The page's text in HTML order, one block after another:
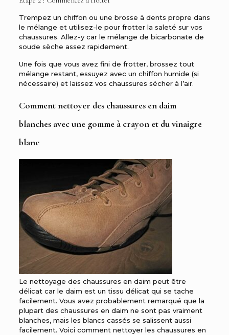
Trempez un chiffon ou une brosse à dents propre dans
le mélange et utilisez-le pour frotter la saleté sur vos
chaussures. Allez-y car le mélange de bicarbonate de
soude sèche assez rapidement.
Une fois que vous avez fini de frotter, brossez tout
mélange restant, essuyez avec un chiffon humide (si
nécessaire) et laissez vos chaussures sécher à l’air.
Comment nettoyer des chaussures en daim
blanches avec une gomme à crayon et du vinaigre
blanc
Le nettoyage des chaussures en daim peut être
délicat car le daim est un tissu délicat qui se tache
facilement. Vous avez probablement remarqué que la
plupart des chaussures en daim ne sont pas vraiment
blanches, mais les blancs cassés se salissent aussi
facilement. Voici comment nettoyer les chaussures en